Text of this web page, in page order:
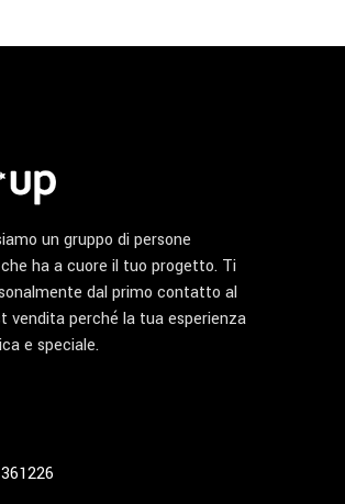
un gruppo di persone
ha a cuore il tuo progetto. Ti
dal primo contatto al
vendita perché la tua esperienza
e speciale.